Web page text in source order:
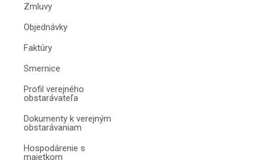
Zmluvy
Objednávky
Faktúry
Smernice
Profil verejného
obstarávateľa
Dokumenty k verejným
obstarávaniam
Hospodárenie s
majetkom